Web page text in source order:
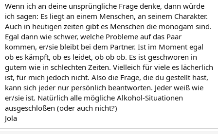
Wenn ich an deine unsprüngliche Frage denke, dann würde
ich sagen: Es liegt an einem Menschen, an seinem Charakter.
Auch in heutigen zeiten gibt es Menschen die monogam sind.
Egal dann wie schwer, welche Probleme auf das Paar
kommen, er/sie bleibt bei dem Partner. Ist im Moment egal
ob es kämpft, ob es leidet, ob ob ob. Es ist geschworen in
gutem wie in schlechten Zeiten. Vielleich für viele es lächerlich
ist, für mich jedoch nicht. Also die Frage, die du gestellt hast,
kann sich jeder nur persönlich beantworten. Jeder weiß wie
er/sie ist. Natürlich alle mögliche Alkohol-Situationen
ausgeschloßen (oder auch nicht?)
Jola